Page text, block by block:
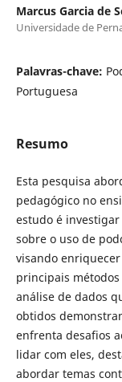
Marcus Garcia de
Universidade de
Palavras-chave:
Portuguesa
Resumo
Esta pesquisa
pedagógico no
estudo é
sobre o uso de
visando
principais
análise de dados
obtidos
enfrenta desafios
lidar com eles,
abordar temas